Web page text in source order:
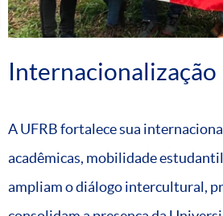
Internacionalização
A UFRB fortalece sua
acadêmicas, mobilidade
ampliam o diálogo intercultural,